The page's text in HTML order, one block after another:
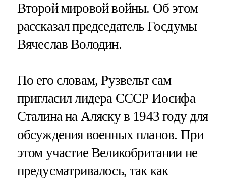
Второй мировой войны. Об этом
рассказал председатель Госдумы
Вячеслав Володин.
По его словам, Рузвельт сам
пригласил лидера СССР Иосифа
Сталина на Аляску в 1943 году для
обсуждения военных планов. При
этом участие Великобритании не
предусматривалось, так как